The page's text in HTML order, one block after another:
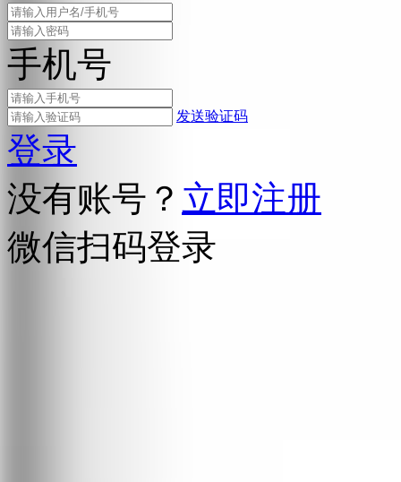
手机号
发送验证码
登录
没有账号？ 立即注册
微信扫码登录